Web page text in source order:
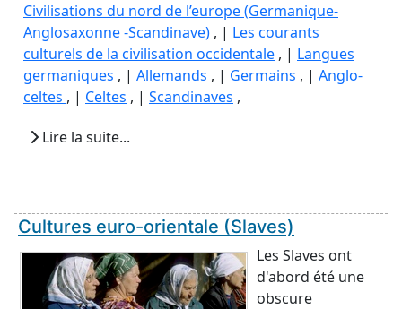
Civilisations du nord de l’europe (Germanique-
Anglosaxonne -Scandinave) , | Les courants
culturels de la civilisation occidentale , | Langues
germaniques , | Allemands , | Germains , | Anglo-
celtes , | Celtes , | Scandinaves ,
Lire la suite...
Cultures euro-orientale (Slaves)
Les Slaves ont
d'abord été une
obscure